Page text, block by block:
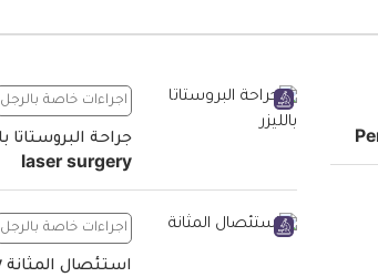
اجراءات خاصة بالرجل
laser surgery
اجراءات خاصة بالرجل
استئصال المثانة Cystectomy